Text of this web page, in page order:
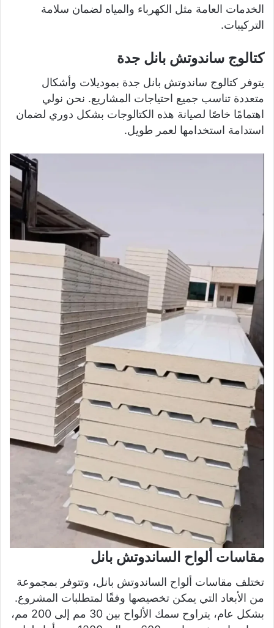
الخدمات العامة مثل الكهرباء والمياه لضمان سلامة
التركيبات.
كتالوج ساندوتش بانل جدة
يتوفر كتالوج ساندوتش بانل جدة بموديلات وأشكال
متعددة تناسب جميع احتياجات المشاريع. نحن نولي
اهتمامًا خاصًا لصيانة هذه الكتالوجات بشكل دوري لضمان
استدامة استخدامها لعمر طويل.
مقاسات ألواح الساندوتش بانل
تختلف مقاسات ألواح الساندوتش بانل، وتتوفر بمجموعة
من الأبعاد التي يمكن تخصيصها وفقًا لمتطلبات المشروع.
بشكل عام، يتراوح سمك الألواح بين 30 مم إلى 200 مم،